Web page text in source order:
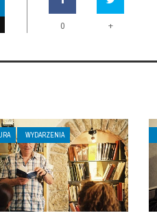
0 +
WYDARZENIA